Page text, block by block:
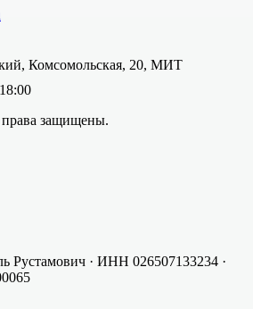
Комсомольская, 20, МИТ
защищены.
Рустамович · ИНН 026507133234 ·